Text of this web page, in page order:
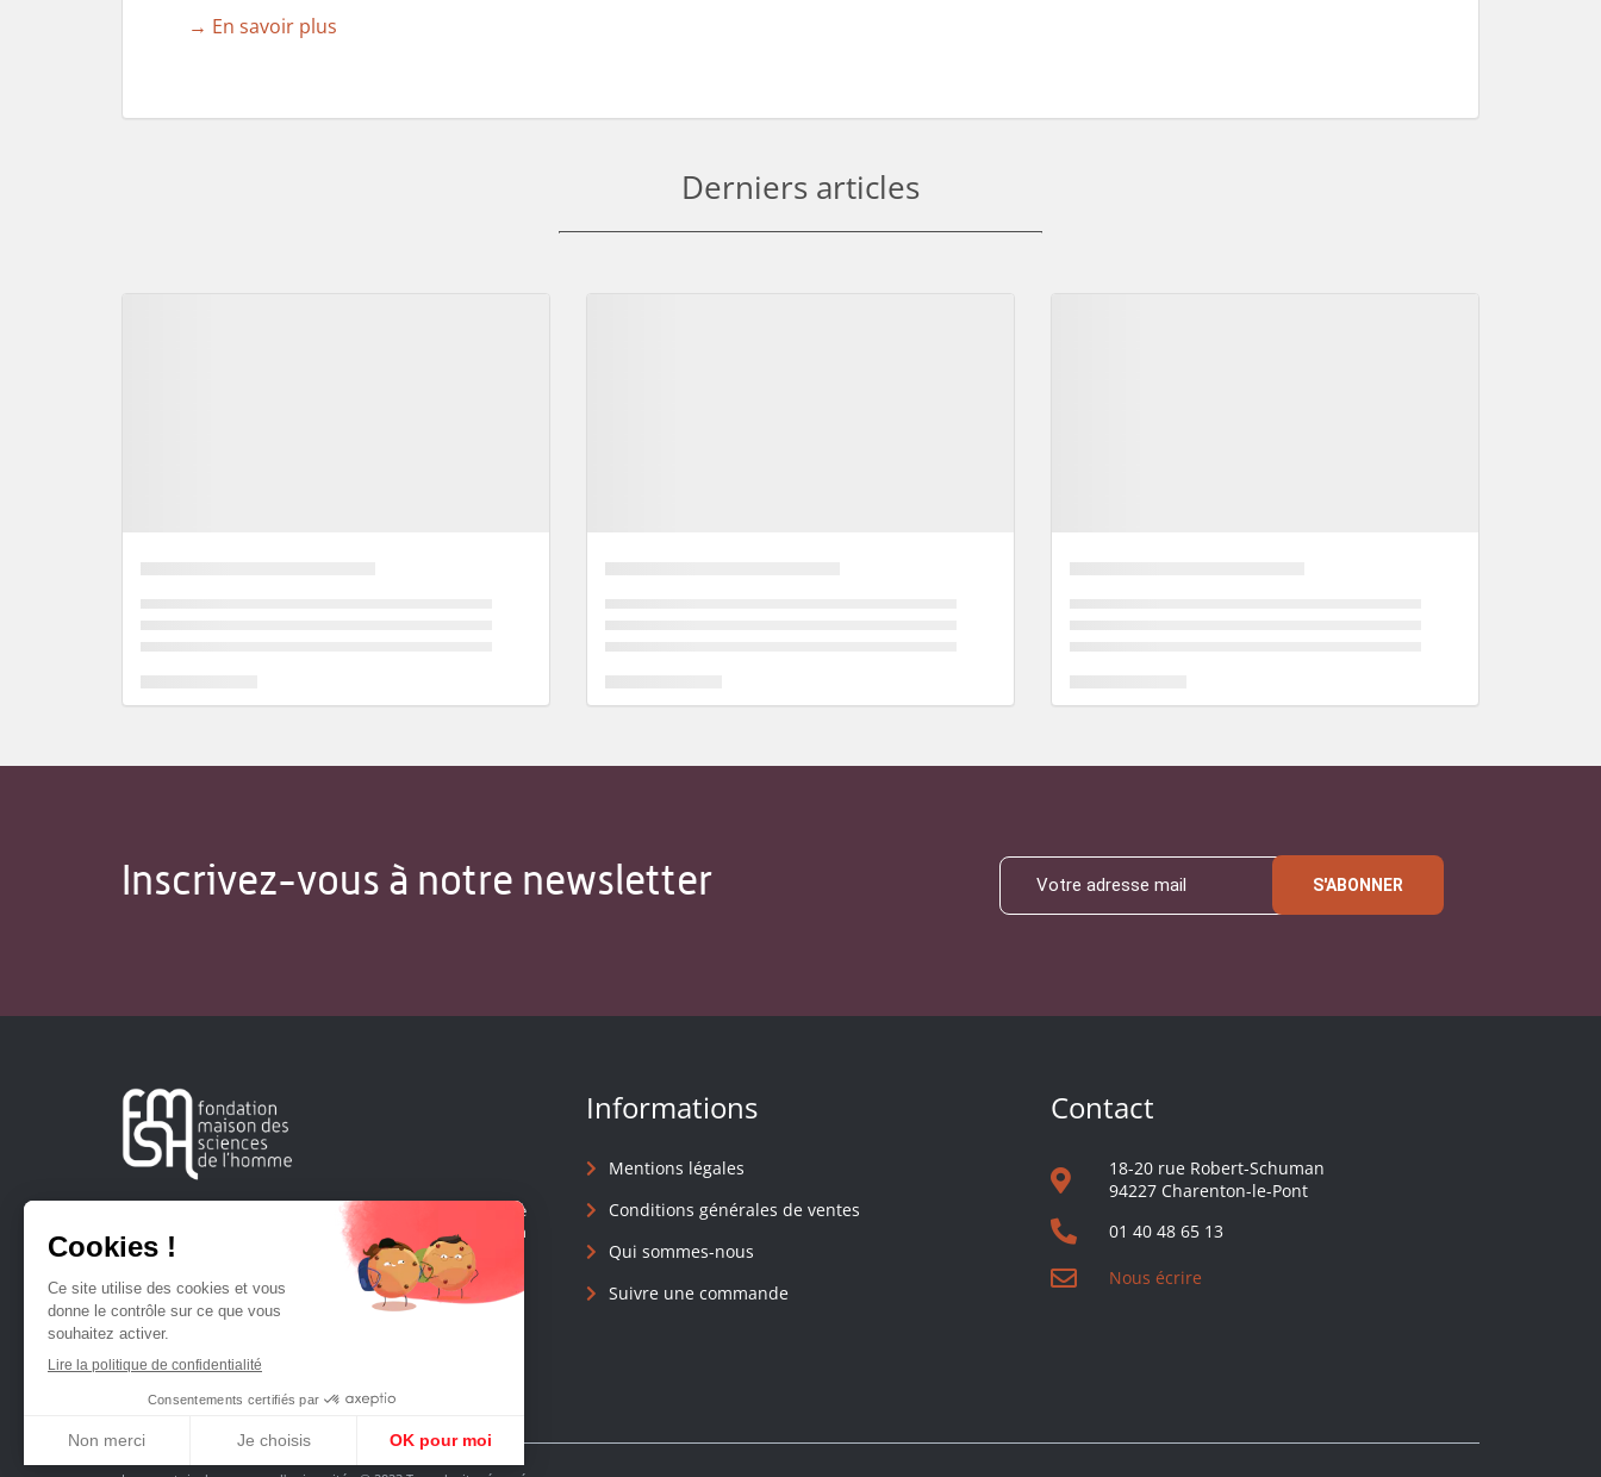
→ En savoir plus
Derniers articles
Inscrivez-vous à notre newsletter S'ABONNER
Créée en 1963, la Fondation Maison Sciences de l'Homme
soutient la recherche et la diffusion des connaissances en
sciences humaines et sociales.
Informations
Mentions légales
Conditions générales de ventes
Qui sommes-nous
Suivre une commande
Contact
18-20 rue Robert-Schuman
94227 Charenton-le-Pont
01 40 48 65 13
Nous écrire